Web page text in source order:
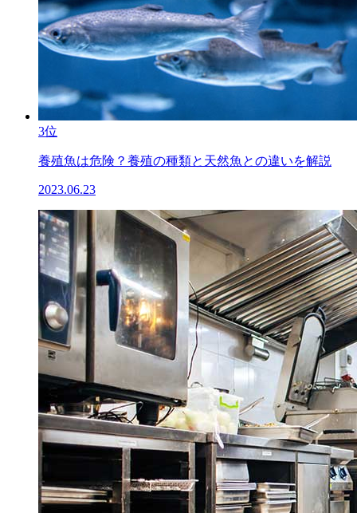
3位
養殖魚は危険？養殖の種類と天然魚との違いを解説
2023.06.23